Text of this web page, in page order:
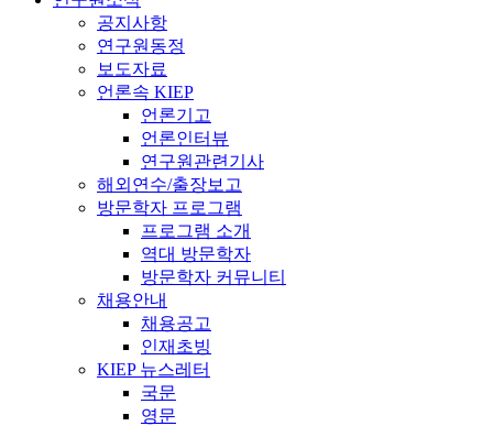
공지사항
연구원동정
보도자료
언론속 KIEP
언론기고
언론인터뷰
연구원관련기사
해외연수/출장보고
방문학자 프로그램
프로그램 소개
역대 방문학자
방문학자 커뮤니티
채용안내
채용공고
인재초빙
KIEP 뉴스레터
국문
영문